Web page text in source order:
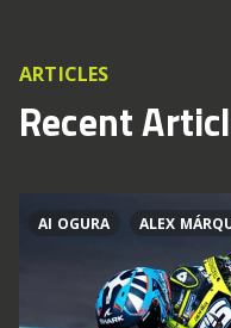
ARTICLES
Recent
AI OGURA ALEX